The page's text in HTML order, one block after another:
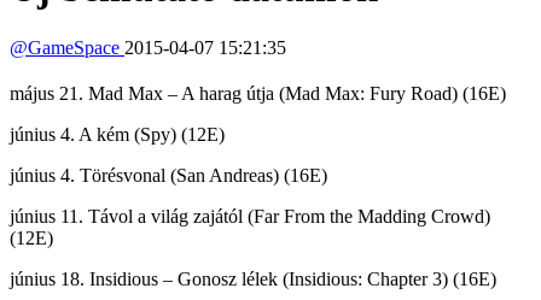
@GameSpace 2015-04-07 15:21:35
május 21. Mad Max – A harag útja (Mad Max: Fury Road) (16E)
június 4. A kém (Spy) (12E)
június 4. Törésvonal (San Andreas) (16E)
június 11. Távol a világ zajától (Far From the Madding Crowd)
(12E)
június 18. Insidious – Gonosz lélek (Insidious: Chapter 3) (16E)